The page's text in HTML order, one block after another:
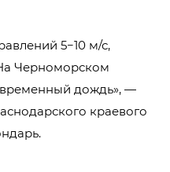
5−10 м/с,
Черноморском
дождь», —
краевого